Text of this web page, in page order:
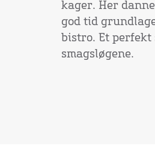
kager. Her
god tid
bistro. Et
smagsløgene.